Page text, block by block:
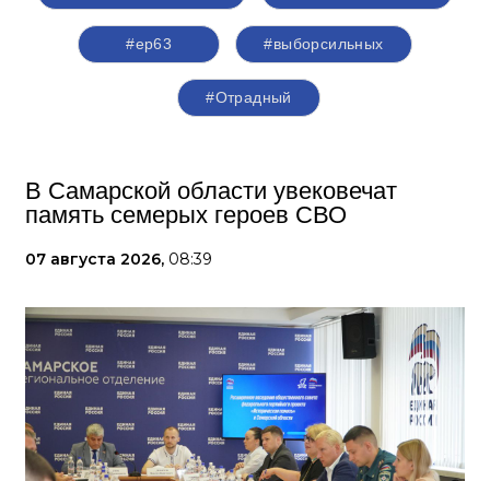
#ер63 #выборсильных
#Отрадный
В Самарской области увековечат
память семерых героев СВО
07 августа 2026, 08:39